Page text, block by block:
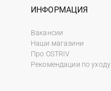
ИНФОРМАЦИЯ
Вакансии
Наши магазини
Про OSTRIV
Рекомендации по уходу